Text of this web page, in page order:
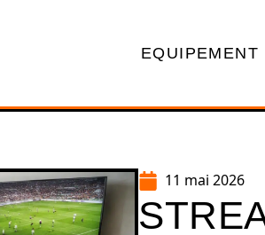
EQUIPEMENT
11 mai 2026